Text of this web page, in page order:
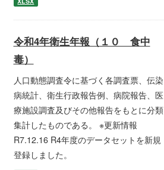
令和4年衛生年報（１０ 食中
毒）
人口動態調査令に基づく各調査票、伝染
病統計、衛生行政報告例、病院報告、医
療施設調査及びその他報告をもとに分類
集計したものである。 ※更新情報
R7.12.16 R4年度のデータセットを新規
登録しました。